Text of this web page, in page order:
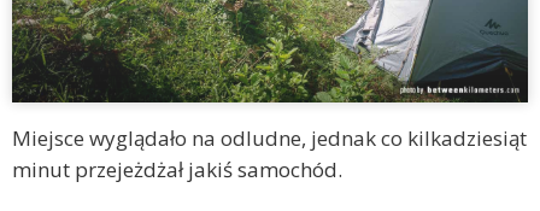
Miejsce wyglądało na odludne, jednak co kilkadziesiąt
minut przejeżdżał jakiś samochód.